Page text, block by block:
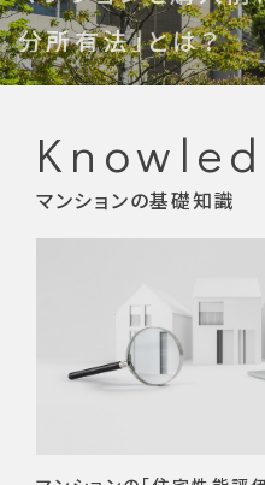
分所有法」とは？
マンションの基礎知識